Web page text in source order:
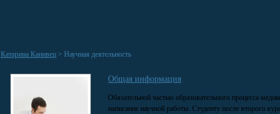
Катарина Канивец > Научная деятельность
Общая информация
Обязательной частью образовательного процесса
написание научной работы. Студенту после второго